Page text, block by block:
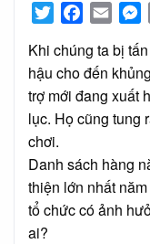
TwitterFacebook
Email
Khi chúng ta bị
hậu cho đến
trợ mới đang xuất
lục. Họ cũng tung
chơi.
Danh sách hàng
thiện lớn nhất
tổ chức có ảnh
ai?